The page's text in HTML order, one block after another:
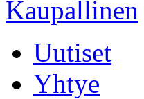
Uutiset
Yhtye